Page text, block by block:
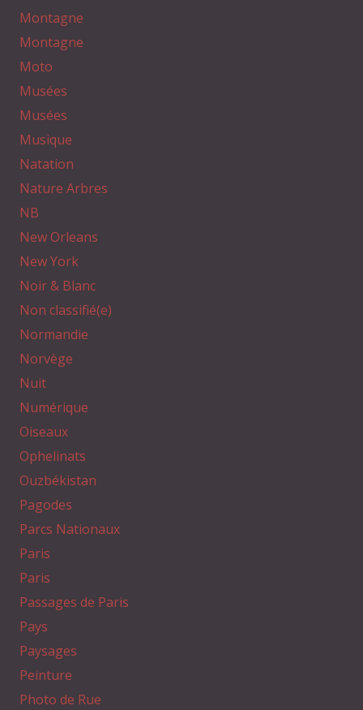
Montagne
Montagne
Moto
Musées
Musées
Musique
Natation
Nature Arbres
NB
New Orleans
New York
Noir & Blanc
Non classifié(e)
Normandie
Norvège
Nuit
Numérique
Oiseaux
Ophelinats
Ouzbékistan
Pagodes
Parcs Nationaux
Paris
Paris
Passages de Paris
Pays
Paysages
Peinture
Photo de Rue